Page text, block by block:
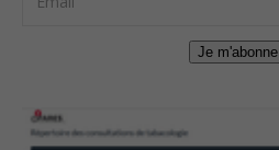
Je m'abonne